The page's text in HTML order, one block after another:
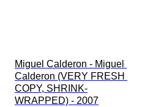
Miguel Calderon - Miguel
Calderon (VERY FRESH
COPY, SHRINK-
WRAPPED) - 2007